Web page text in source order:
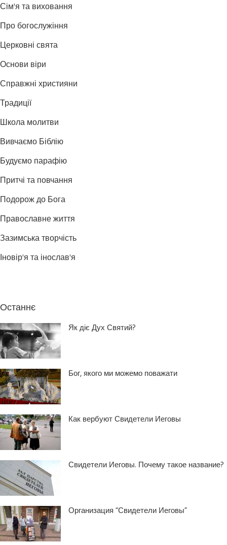
Сім'я та виховання
Про богослужіння
Церковні свята
Основи віри
Справжні християни
Традиції
Школа молитви
Вивчаємо Біблію
Будуємо парафію
Притчі та повчання
Подорож до Бога
Православне життя
Зазимська творчість
Іновір'я та інослав'я
Останнє
Як діє Дух Святий?
Бог, якого ми можемо поважати
Как вербуют Свидетели Иеговы
Свидетели Иеговы. Почему такое название?
Организация “Свидетели Иеговы”